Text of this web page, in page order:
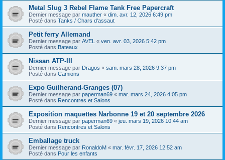
Metal Slug 3 Rebel Flame Tank Free Papercraft
Dernier message par mauther « dim. avr. 12, 2026 6:49 pm
Posté dans Tanks / Chars d'assaut
Petit ferry Allemand
Dernier message par AVEL « ven. avr. 03, 2026 5:42 pm
Posté dans Bateaux
Nissan ATP-III
Dernier message par Dragos « sam. mars 28, 2026 9:37 pm
Posté dans Camions
Expo Guilherand-Granges (07)
Dernier message par paperman69 « mar. mars 24, 2026 4:05 pm
Posté dans Rencontres et Salons
Exposition maquettes Narbonne 19 et 20 septembre 2026
Dernier message par paperman69 « jeu. mars 19, 2026 10:44 am
Posté dans Rencontres et Salons
Emballage truck
Dernier message par RonaldoM « mar. févr. 17, 2026 12:52 am
Posté dans Pour les enfants